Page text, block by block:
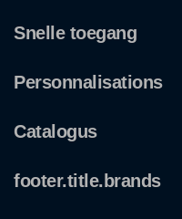
Snelle toegang
Personnalisations
Catalogus
footer.title.brands